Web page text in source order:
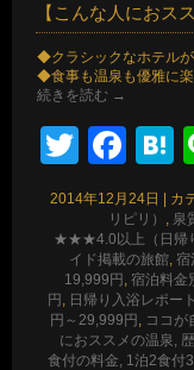
【こんな人におスス
◆クラシックなホテルが
◆食事も温泉も優雅に
続きを読む →
Twitter
2014年12月24日 | カ
リピリ）
泉
★★★4.0以上（日帰
イド掲載の旅館 宿
19,999円 宿泊料金
円
日帰り入浴レポート
円～29,999円
ココが
におススメの温泉,
食付の料金, 1泊2食付